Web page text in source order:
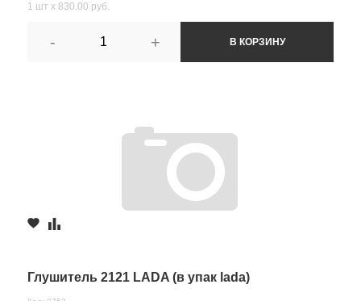
1 шт х 830.00 руб.
- + В КОРЗИНУ
Глушитель 2121 LADA (в упак lada)